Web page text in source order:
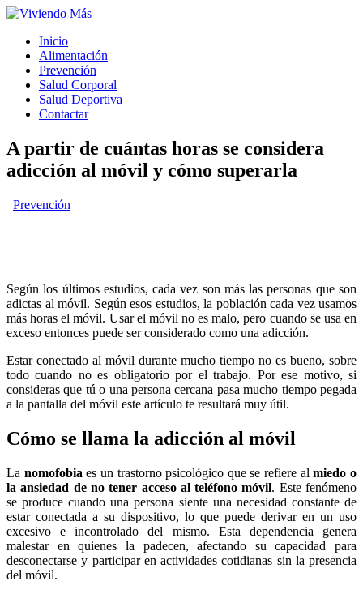
Inicio
Alimentación
Prevención
Salud Corporal
Salud Deportiva
Contactar
A partir de cuántas horas se considera
adicción al móvil y cómo superarla
Prevención
Según los últimos estudios, cada vez son más las personas que son
adictas al móvil. Según esos estudios, la población cada vez usamos
más horas el móvil. Usar el móvil no es malo, pero cuando se usa en
exceso entonces puede ser considerado como una adicción.
Estar conectado al móvil durante mucho tiempo no es bueno, sobre
todo cuando no es obligatorio por el trabajo. Por ese motivo, si
consideras que tú o una persona cercana pasa mucho tiempo pegada
a la pantalla del móvil este artículo te resultará muy útil.
Cómo se llama la adicción al móvil
La nomofobia es un trastorno psicológico que se refiere almiedo o
la ansiedad de no tener acceso al teléfono móvil. Este fenómeno
se produce cuando una persona siente una necesidad constante de
estar conectada a su dispositivo, lo que puede derivar en un uso
excesivo e incontrolado del mismo. Esta dependencia genera
malestar en quienes la padecen, afectando su capacidad para
desconectarse y participar en actividades cotidianas sin la presencia
del móvil.